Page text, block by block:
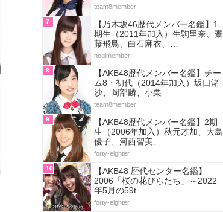
team8member
7
【乃木坂46歴代メンバー名鑑】1
期生（2011年加入）生駒里奈、齋
藤飛鳥、白石麻衣、…
nogimember
8
【AKB48歴代メンバー名鑑】チー
ム8・初代（2014年加入）坂口渚
沙、岡部麟、小栗…
team8member
9
【AKB48歴代メンバー名鑑】2期
生（2006年加入）秋元才加、大島
優子、河西智美、…
forty-eighter
10
【AKB48 歴代センター名鑑】
2006「桜の花びらたち」～2022
年5月の59t…
forty-eighter